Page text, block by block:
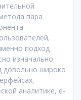
пара
подход
изначально
довольно широко
аналитике, e-